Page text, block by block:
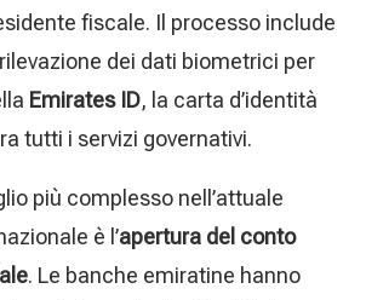
fiscale. Il processo include
dei dati biometrici per
Emirates ID, la carta d’identità
tutti i servizi governativi.
più complesso nell’attuale
è l’apertura del conto
. Le banche emiratine hanno